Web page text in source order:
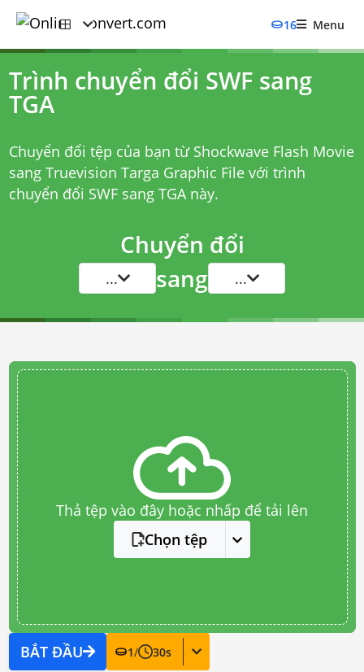
16 Menu
Trình chuyển đổi SWF sang
TGA
Chuyển đổi tệp của bạn từ Shockwave Flash Movie
sang Truevision Targa Graphic File với trình
chuyển đổi SWF sang TGAnày.
Chuyển đổi
... sang ...
Thả tệp vào đây hoặc nhấp để tải lên
Chọn tệp
BẮT ĐẦU 1/ 30s